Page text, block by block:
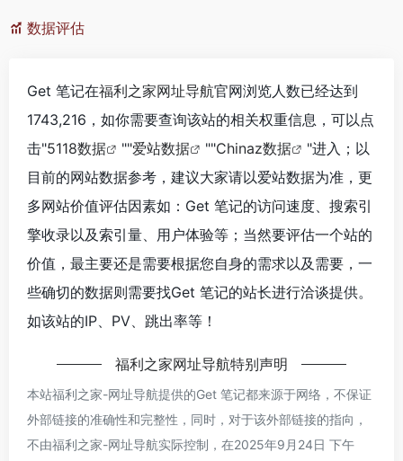
数据评估
Get 笔记在福利之家网址导航官网浏览人数已经达到
1743,216，如你需要查询该站的相关权重信息，可以点
击"5118数据 ""爱站数据 ""Chinaz数据
"进入；以
目前的网站数据参考，建议大家请以爱站数据为准，更
多网站价值评估因素如：Get 笔记的访问速度、搜索引
擎收录以及索引量、用户体验等；当然要评估一个站的
价值，最主要还是需要根据您自身的需求以及需要，一
些确切的数据则需要找Get 笔记的站长进行洽谈提供。
如该站的IP、PV、跳出率等！
福利之家网址导航特别声明
本站福利之家-网址导航提供的Get 笔记都来源于网络，不保证
外部链接的准确性和完整性，同时，对于该外部链接的指向，
不由福利之家-网址导航实际控制，在2025年9月24日 下午